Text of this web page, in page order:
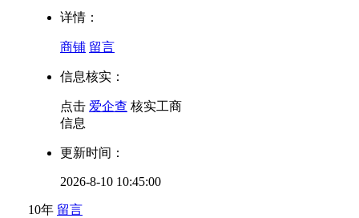
详情：
商铺 留言
信息核实：
点击 爱企查 核实工商
信息
更新时间：
2026-8-10 10:45:00
10年 留言